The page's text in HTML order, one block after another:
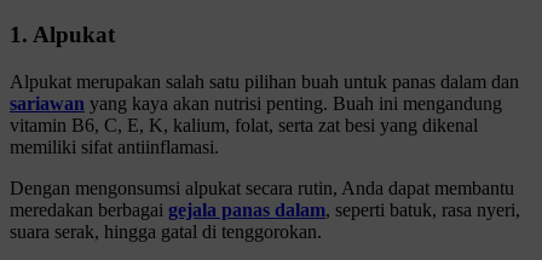
1. Alpukat
Alpukat merupakan salah satu pilihan buah untuk panas dalam dan
sariawan yang kaya akan nutrisi penting. Buah ini mengandung
vitamin B6, C, E, K, kalium, folat, serta zat besi yang dikenal
memiliki sifat antiinflamasi.
Dengan mengonsumsi alpukat secara rutin, Anda dapat membantu
meredakan berbagai gejala panas dalam, seperti batuk, rasa nyeri,
suara serak, hingga gatal di tenggorokan.